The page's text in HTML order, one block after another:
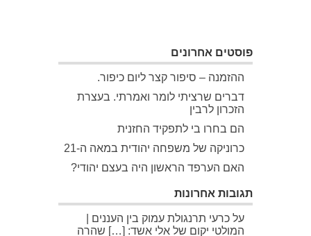
פוסטים אחרונים
ההזמנה – סיפור קצר ליום כיפור.
דברים שרציתי לומר ואמרתי. בעצרת
הזכרון לרבין
הם בחרו בי לתפקיד החזנית
כרוניקה של משפחה יהודית במאה ה-21
האם הערפד הראשון היה בעצם יהודי?
תגובות אחרונות
על כרעי תרנגולת עמוק בין העננים |
המולטי יקום של אלי אשד: […] שהרה